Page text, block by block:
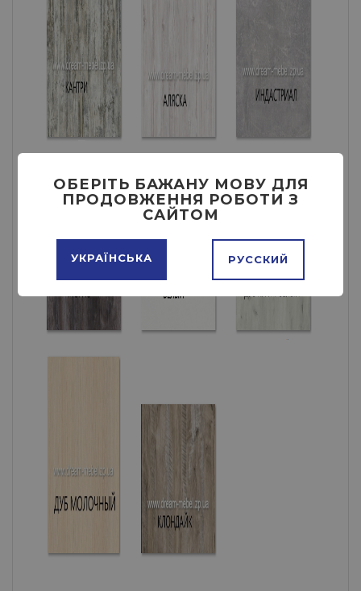
ОБЕРІТЬ БАЖАНУ МОВУ ДЛЯ
ПРОДОВЖЕННЯ РОБОТИ З
САЙТОМ
УКРАЇНСЬКА РУССКИЙ